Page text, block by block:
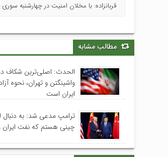
قربانزاده: با مخلان امنیت در چهارشنبه‌
مطالب مشابه
الحدث: اصلی‌ترین شکاف
واشینگتن و تهران، نحوه
ایران است
ترامپ مدعی شد: به
چینی هستم که نفت ایران